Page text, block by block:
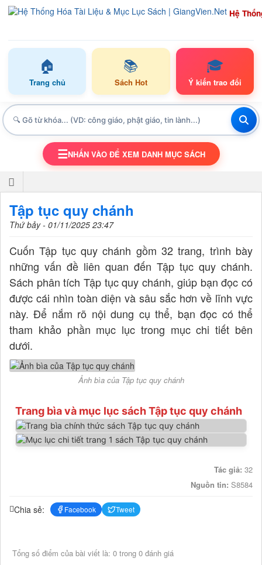
Hệ
🏠
Trang chủ
📚
Sách Hot
🎓
Ý kiến trao đổi
TOGGLE NAVIGATION
☰NHẤN VÀO ĐỂ XEM DANH MỤC SÁCH
Tập tục quy chánh
Thứ bảy - 01/11/2025 23:47
Cuốn Tập tục quy chánh gồm 32 trang, trình bày
những vấn đề liên quan đến Tập tục quy chánh.
Sách phân tích Tập tục quy chánh, giúp bạn đọc có
được cái nhìn toàn diện và sâu sắc hơn về lĩnh vực
này. Để nắm rõ nội dung cụ thể, bạn đọc có thể
tham khảo phần mục lục trong mục chi tiết bên
dưới.
Ảnh bìa của Tập tục quy chánh
Trang bìa và mục lục sách Tập tục quy chánh
Tác giả: 32
Nguồn tin: S8584
Chia sẻ: Facebook Tweet
Tổng số điểm của bài viết là: 0 trong 0 đánh giá